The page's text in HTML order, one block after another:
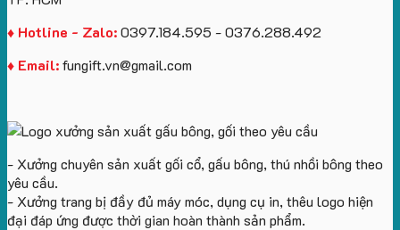
♦ Hotline - Zalo:0397.184.595 - 0376.288.492
♦ Email:fungift.vn@gmail.com
- Xưởng chuyên sản xuất gối cổ, gấu bông, thú nhồi bông theo
yêu cầu.
- Xưởng trang bị đầy đủ máy móc, dụng cụ in, thêu logo hiện
đại đáp ứng được thời gian hoàn thành sản phẩm.